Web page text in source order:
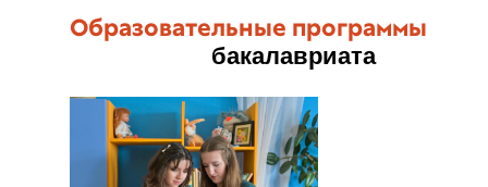
бакалавриата
Образовательные программы